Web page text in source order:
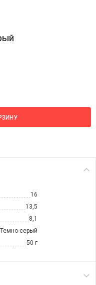
16
13,5
8,1
Темно-серый
50 г